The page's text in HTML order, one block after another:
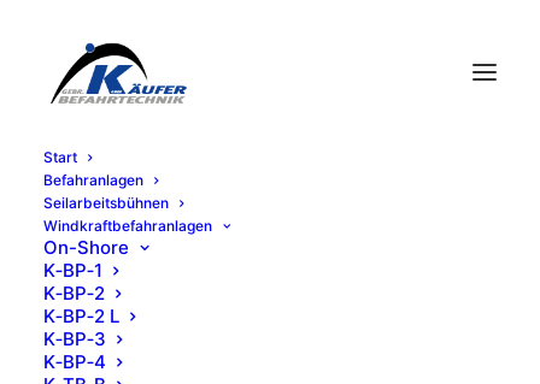
Start
Befahr­an­la­gen
Seil­ar­beits­büh­nen
Wind­kraft­be­fahr­an­la­gen
On-Shore
K‑BP‑1
K‑BP‑2
K‑BP‑2 L
K‑BP‑3
K‑BP‑4